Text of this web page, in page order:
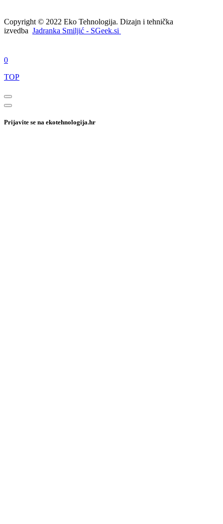
Copyright © 2022 Eko Tehnologija. Dizajn i tehnička
izvedba Jadranka Smiljić - SGeek.si
0
TOP
Prijavite se na ekotehnologija.hr